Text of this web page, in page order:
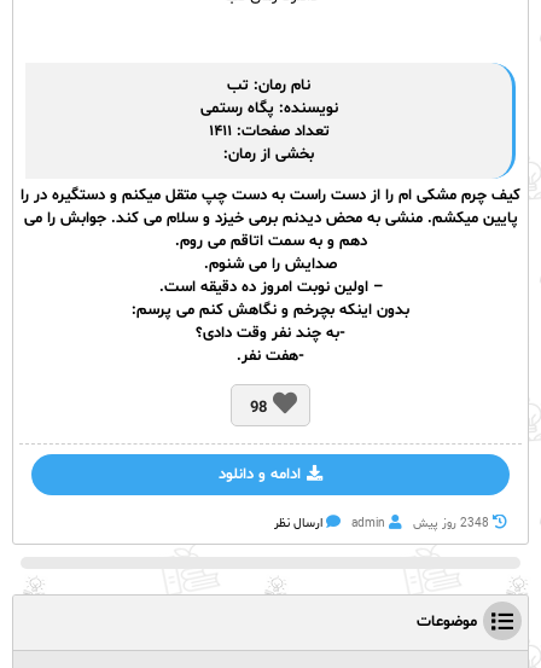
نام رمان: تب
نویسنده: پگاه رستمی
تعداد صفحات: ۱۴۱۱
بخشی از رمان:
کیف چرم مشکی ام را از دست راست به دست چپ متقل میکنم و دستگیره در را
پایین میکشم. منشی به محض دیدنم برمی خیزد و سلام می کند. جوابش را می
دهم و به سمت اتاقم می روم.
صدایش را می شنوم.
– اولین نوبت امروز ده دقیقه است.
بدون اینکه بچرخم و نگاهش کنم می پرسم:
-به چند نفر وقت دادی؟
-هفت نفر.
98
ادامه و دانلود
2348 روز پيش admin ارسال نظر
موضوعات